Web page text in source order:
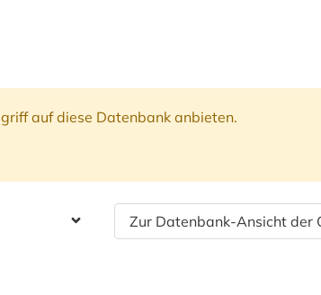
auf diese Datenbank anbieten.
Zur Datenbank-Ansicht der